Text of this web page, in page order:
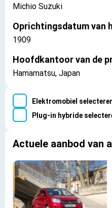
Michio Suzuki
Oprichtingsdatum van
1909
Hoofdkantoor van de
Hamamatsu, Japan
Elektromobiel
Plug-in hybride
Actuele aanbod van